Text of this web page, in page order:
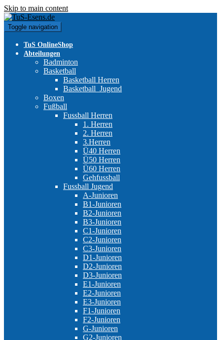
Skip to main content
Toggle navigation
TuS OnlineShop
Abteilungen
Badminton
Basketball
Basketball Herren
Basketball_Jugend
Boxen
Fußball
Fussball Herren
1. Herren
2. Herren
3.Herren
Ü40 Herren
Ü50 Herren
Ü60 Herren
Gehfussball
Fussball Jugend
A-Junioren
B1-Junioren
B2-Junioren
B3-Junioren
C1-Junioren
C2-Junioren
C3-Junioren
D1-Junioren
D2-Junioren
D3-Junioren
E1-Junioren
E2-Junioren
E3-Junioren
F1-Junioren
F2-Junioren
G-Junioren
G2-Junioren